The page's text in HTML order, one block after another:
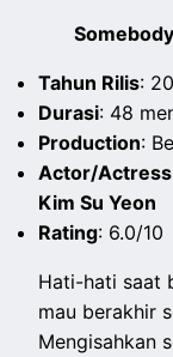
Somebody
Tahun Rilis:
Durasi: 48
Production:
Actor/
Kim Su Yeon
Rating: 6.0/10
Hati-hati saat
mau berakhir
Mengisahkan